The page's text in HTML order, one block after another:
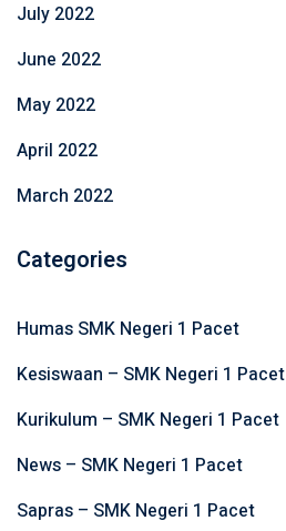
July 2022
June 2022
May 2022
April 2022
March 2022
Categories
Humas SMK Negeri 1 Pacet
Kesiswaan – SMK Negeri 1 Pacet
Kurikulum – SMK Negeri 1 Pacet
News – SMK Negeri 1 Pacet
Sapras – SMK Negeri 1 Pacet